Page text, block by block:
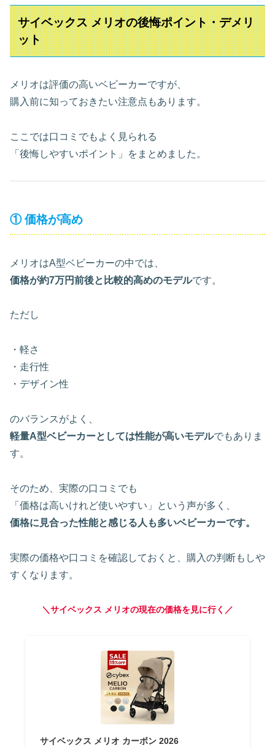
サイベックス メリオの後悔ポイント・デメリ
ット
メリオは評価の高いベビーカーですが、
購入前に知っておきたい注意点もあります。
ここでは口コミでもよく見られる
「後悔しやすいポイント」をまとめました。
① 価格が高め
メリオはA型ベビーカーの中では、
価格が約7万円前後と比較的高めのモデルです。
ただし
・軽さ
・走行性
・デザイン性
のバランスがよく、
軽量A型ベビーカーとしては性能が高いモデルでもありま
す。
そのため、実際の口コミでも
「価格は高いけれど使いやすい」という声が多く、
価格に見合った性能と感じる人も多いベビーカーです。
実際の価格や口コミを確認しておくと、購入の判断もしや
すくなります。
＼サイベックス メリオの現在の価格を見に行く ／
サイベックス メリオ カーボン 2026